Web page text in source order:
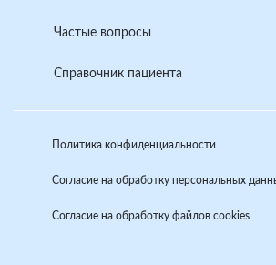
Частые вопросы
Справочник пациента
Политика конфиденциальности
Согласие на обработку персональных
Согласие на обработку файлов cookies